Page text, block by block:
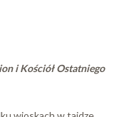
i Kościół Ostatniego